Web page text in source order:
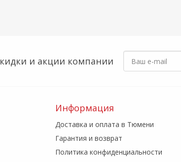
и акции компании
Информация
Доставка и оплата в Тюмени
Гарантия и возврат
Политика конфиденциальности